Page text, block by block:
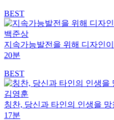
BEST
백준상
지속가능발전을 위해 디자인
20분
BEST
김영훈
칭찬, 당신과 타인의 인생을
17분